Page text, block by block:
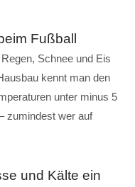
Fußball
Schnee und Eis
kennt man den
unter minus 5
zumindest wer auf
und Kälte ein